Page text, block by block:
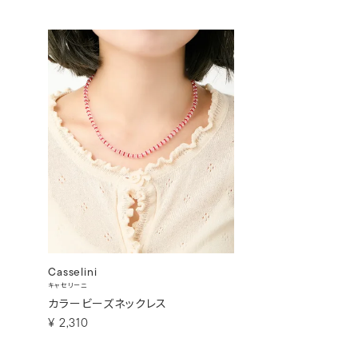
Casselini
キャセリーニ
カラービーズネックレス
¥ 2,310